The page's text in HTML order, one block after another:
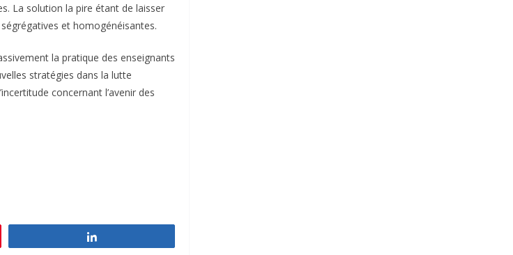
La solution la pire étant de laisser
et homogénéisantes.
la pratique des enseignants
stratégies dans la lutte
concernant l’avenir des